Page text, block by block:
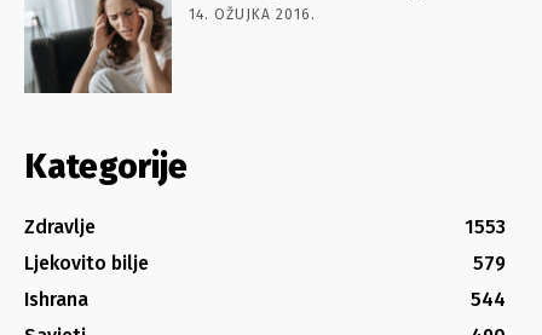
14. OŽUJKA 2016.
Kategorije
Zdravlje
1553
Ljekovito bilje
579
Ishrana
544